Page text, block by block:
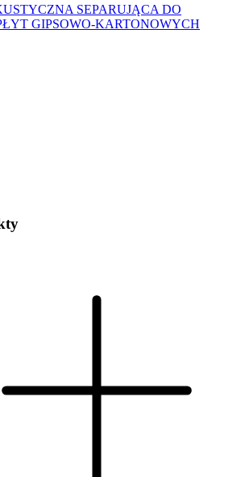
SEPARUJĄCA DO
GIPSOWO-KARTONOWYCH